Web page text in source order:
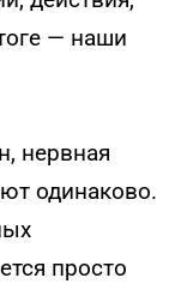
— наши
нервная
одинаково.
просто